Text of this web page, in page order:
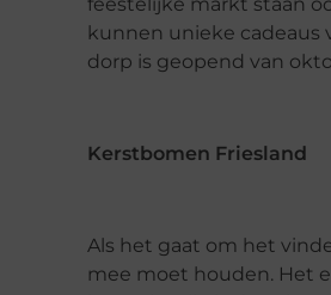
feestelijke markt staan
kunnen unieke cadeaus
dorp is geopend van
Kerstbomen Friesland
Als het gaat om het
mee moet houden. Het